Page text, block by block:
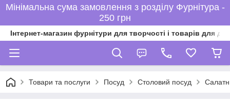
Мінімальна сума замовлення з розділу Фурнітура -
250 грн
Інтернет-магазин фурнітури для творчості і товарів для
Товари та послуги Посуд Столовий посуд